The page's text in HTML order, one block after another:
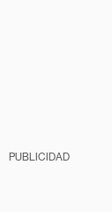
PUBLICIDAD